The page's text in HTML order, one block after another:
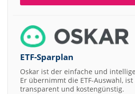
ETF-Sparplan
Oskar ist der einfache und
Er übernimmt die ETF-Auswahl,
transparent und kostengünstig.